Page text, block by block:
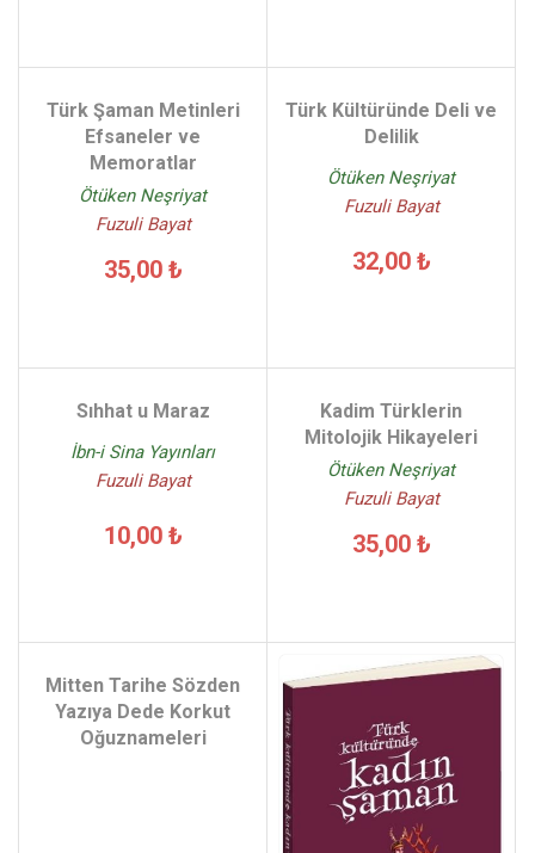
Türk Şaman Metinleri
Efsaneler ve
Memoratlar
Ötüken Neşriyat
Fuzuli Bayat
35,00 ₺
Türk Kültüründe Deli ve
Delilik
Ötüken Neşriyat
Fuzuli Bayat
32,00 ₺
Sıhhat u Maraz
İbn-i Sina Yayınları
Fuzuli Bayat
10,00 ₺
Kadim Türklerin
Mitolojik Hikayeleri
Ötüken Neşriyat
Fuzuli Bayat
35,00 ₺
Mitten Tarihe Sözden
Yazıya Dede Korkut
Oğuznameleri